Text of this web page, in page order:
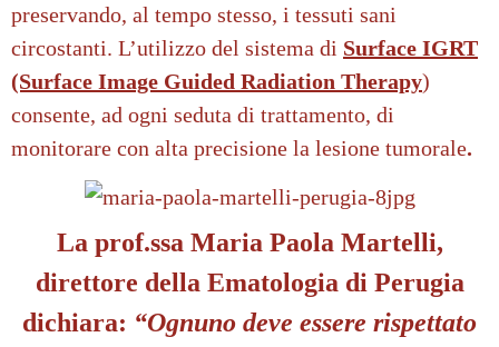
preservando, al tempo stesso, i tessuti sani
circostanti. L’utilizzo del sistema di Surface IGRT
(Surface Image Guided Radiation Therapy)
consente, ad ogni seduta di trattamento, di
monitorare con alta precisione la lesione tumorale.
La prof.ssa Maria Paola Martelli,
direttore della Ematologia di Perugia
dichiara: “Ognuno deve essere rispettato